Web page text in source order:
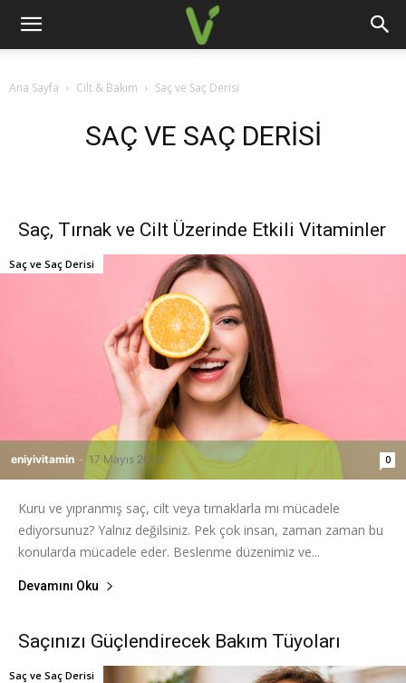
Ana Sayfa Cilt & Bakım Saç ve Saç Derisi
SAÇ VE SAÇ DERISI
Saç, Tırnak ve Cilt Üzerinde Etkili Vitaminler
eniyivitamin - 17 Mayıs 2023 0
Saç ve Saç Derisi
Kuru ve yıpranmış saç, cilt veya tırnaklarla mı mücadele
ediyorsunuz? Yalnız değilsiniz. Pek çok insan, zaman zaman bu
konularda mücadele eder. Beslenme düzenimiz ve...
Devamını Oku
Saçınızı Güçlendirecek Bakım Tüyoları
Saç ve Saç Derisi